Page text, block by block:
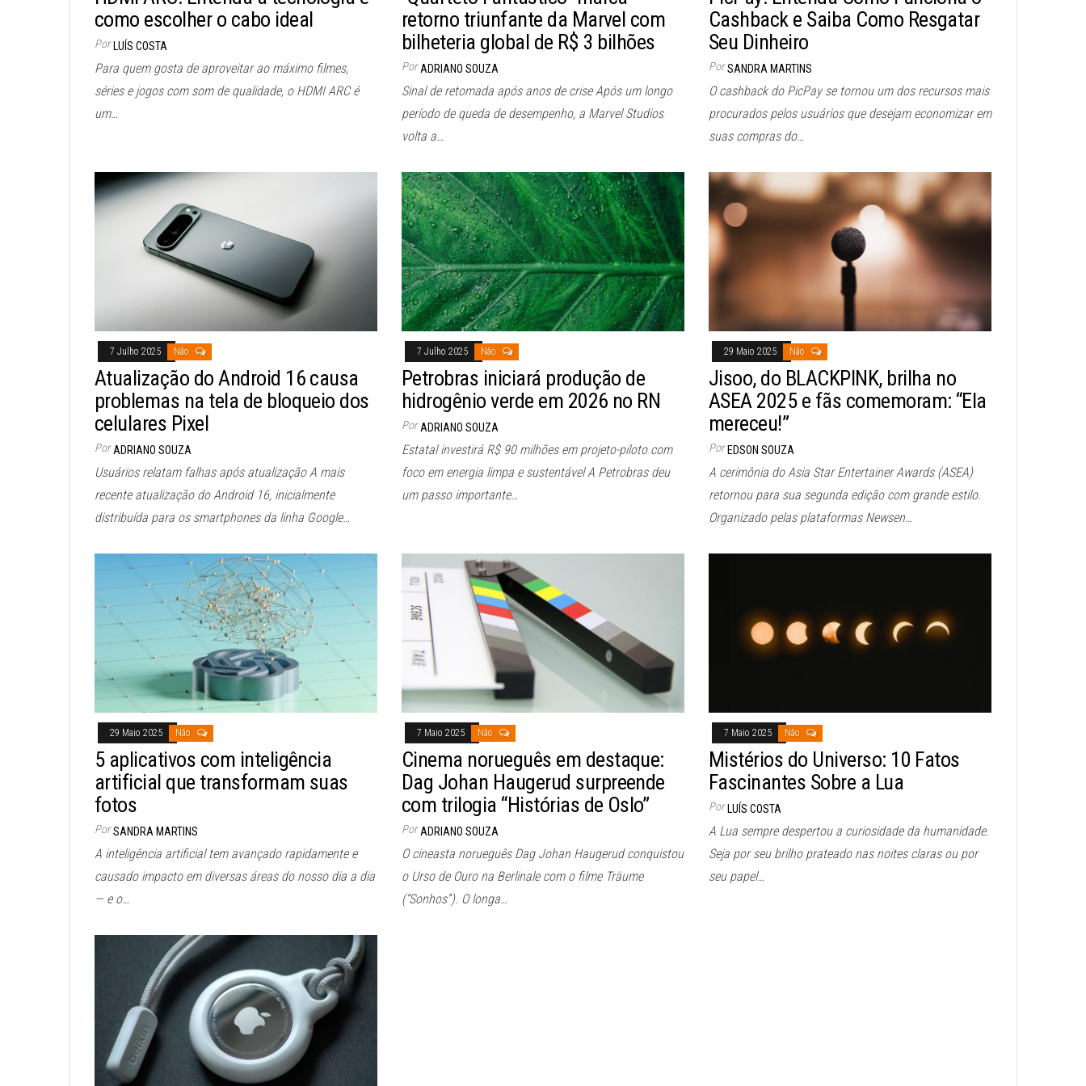
como escolher o cabo ideal
Por LUÍS COSTA
Para quem gosta de aproveitar ao máximo filmes,
séries e jogos com som de qualidade, o HDMI ARC é
um…
retorno triunfante da Marvel com
bilheteria global de R$ 3 bilhões
Por ADRIANO SOUZA
Sinal de retomada após anos de crise Após um longo
período de queda de desempenho, a Marvel Studios
volta a…
Cashback e Saiba Como Resgatar
Seu Dinheiro
Por SANDRA MARTINS
O cashback do PicPay se tornou um dos recursos mais
procurados pelos usuários que desejam economizar em
suas compras do…
7 Julho 2025 Não
Atualização do Android 16 causa
problemas na tela de bloqueio dos
celulares Pixel
Por ADRIANO SOUZA
Usuários relatam falhas após atualização A mais
recente atualização do Android 16, inicialmente
distribuída para os smartphones da linha Google…
7 Julho 2025 Não
Petrobras iniciará produção de
hidrogênio verde em 2026 no RN
Por ADRIANO SOUZA
Estatal investirá R$ 90 milhões em projeto-piloto com
foco em energia limpa e sustentável A Petrobras deu
um passo importante…
29 Maio 2025 Não
Jisoo, do BLACKPINK, brilha no
ASEA 2025 e fãs comemoram: “Ela
mereceu!”
Por EDSON SOUZA
A cerimônia do Asia Star Entertainer Awards (ASEA)
retornou para sua segunda edição com grande estilo.
Organizado pelas plataformas Newsen…
29 Maio 2025 Não
5 aplicativos com inteligência
artificial que transformam suas
fotos
Por SANDRA MARTINS
A inteligência artificial tem avançado rapidamente e
causado impacto em diversas áreas do nosso dia a dia
— e o…
7 Maio 2025 Não
Cinema norueguês em destaque:
Dag Johan Haugerud surpreende
com trilogia “Histórias de Oslo”
Por ADRIANO SOUZA
O cineasta norueguês Dag Johan Haugerud conquistou
o Urso de Ouro na Berlinale com o filme Träume
(“Sonhos”). O longa…
7 Maio 2025 Não
Mistérios do Universo: 10 Fatos
Fascinantes Sobre a Lua
Por LUÍS COSTA
A Lua sempre despertou a curiosidade da humanidade.
Seja por seu brilho prateado nas noites claras ou por
seu papel…